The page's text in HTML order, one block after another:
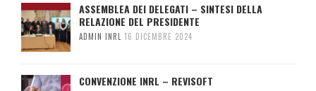
ASSEMBLEA DEI DELEGATI – SINTESI DELLA
RELAZIONE DEL PRESIDENTE
ADMIN INRL 16 DICEMBRE 2024
CONVENZIONE INRL – REVISOFT